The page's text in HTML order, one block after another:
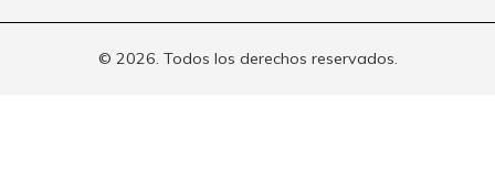
© 2026. Todos los derechos reservados.